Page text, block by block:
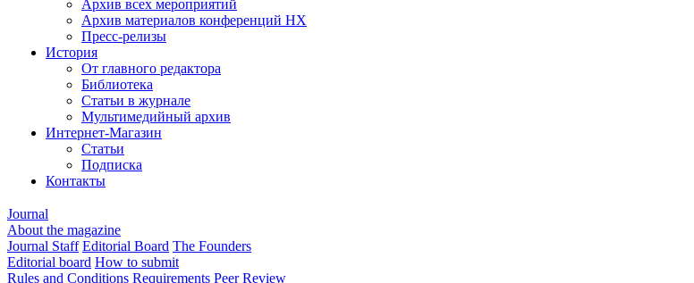
Архив всех мероприятий
Архив материалов конференций НХ
Пресс-релизы
История
От главного редактора
Библиотека
Статьи в журнале
Мультимедийный архив
Интернет-Магазин
Статьи
Подписка
Контакты
Journal
About the magazine
Journal Staff Editorial Board The Founders
Editorial board How to submit
Rules and Conditions Requirements Peer Review